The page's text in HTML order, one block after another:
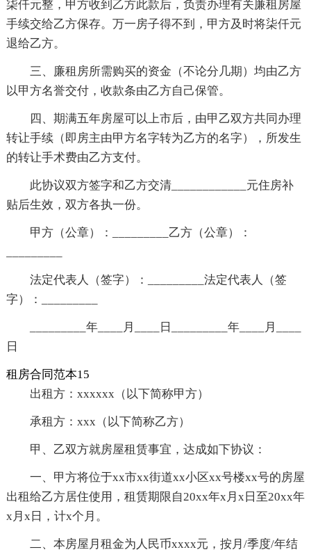
柒仟元整，甲方收到乙方此款后，负责办理有关廉租房屋
手续交给乙方保存。万一房子得不到，甲方及时将柒仟元
退给乙方。
三、廉租房所需购买的资金（不论分几期）均由乙方
以甲方名誉交付，收款条由乙方自己保管。
四、期满五年房屋可以上市后，由甲乙双方共同办理
转让手续（即房主由甲方名字转为乙方的名字），所发生
的转让手术费由乙方支付。
此协议双方签字和乙方交清____________元住房补
贴后生效，双方各执一份。
甲方（公章）：_________乙方（公章）：
法定代表人（签字）：_________法定代表人（签
字）：_________
_________年____月____日_________年____月____
日
租房合同范本15
出租方：xxxxxx（以下简称甲方）
承租方：xxx（以下简称乙方）
甲、乙双方就房屋租赁事宜，达成如下协议：
一、甲方将位于xx市xx街道xx小区xx号楼xx号的房屋
出租给乙方居住使用，租赁期限自20xx年x月x日至20xx年
x月x日，计x个月。
二、本房屋月租金为人民币xxxx元，按月/季度/年结